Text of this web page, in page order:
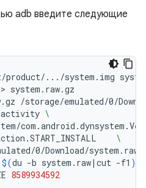
adb введите следующие
product/.../system.img
> system.raw.gz
/storage/emulated/0/
\
\
0/Download/
$(du -b system.raw| cut -f1 )
8589934592